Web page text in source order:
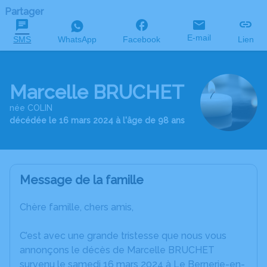
Partager
SMS WhatsApp Facebook E-mail Lien
Marcelle BRUCHET
née COLIN
décédée le 16 mars 2024 à l'âge de 98 ans
Message de la famille
Chère famille, chers amis,
C’est avec une grande tristesse que nous vous
annonçons le décès de Marcelle BRUCHET
survenu le samedi 16 mars 2024 à Le Bernerie-en-